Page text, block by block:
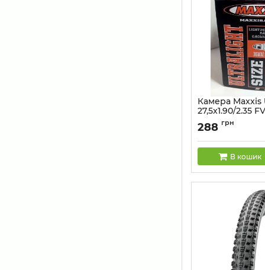
Камера
27,5x1.90/2.35
Артикул: 51750761
288 грн
В кошик